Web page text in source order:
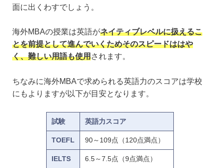
面に出くわすでしょう。
海外MBAの授業は英語がネイティブレベルに扱えるこ
とを前提として進んでいくためそのスピードははや
く、難しい用語も使用されます。
ちなみに海外MBAで求められる英語力のスコアは学校
にもよりますが以下が目安となります。
試験 英語力スコア
TOEFL 90～109点（120点満点）
IELTS 6.5～7.5点（9点満点）